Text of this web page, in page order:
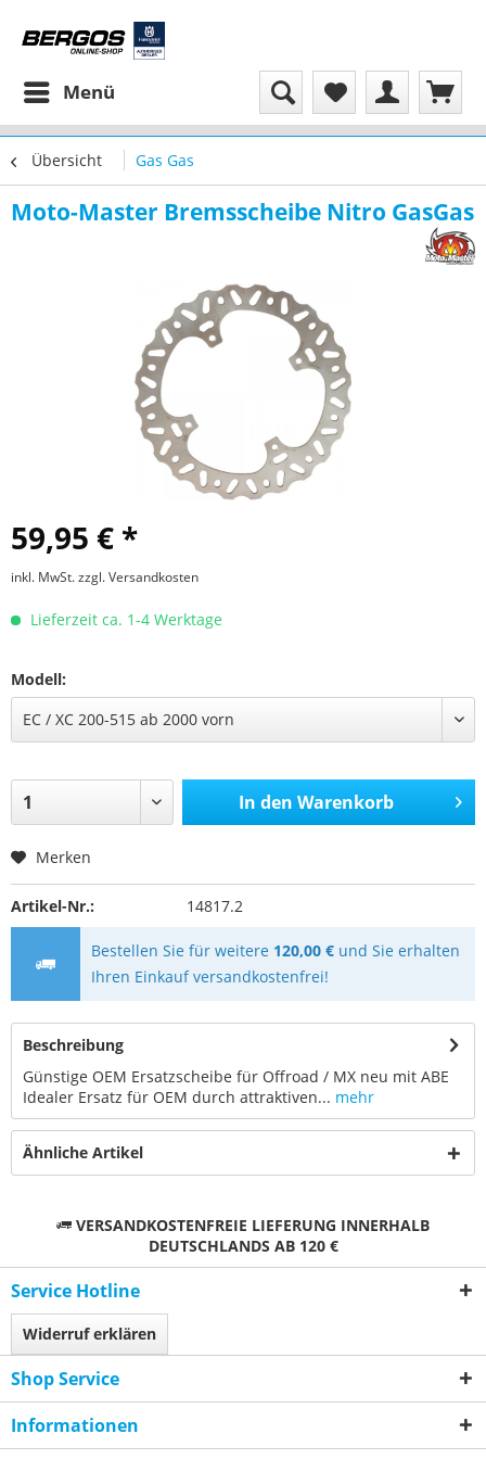
Menü
Übersicht Gas Gas
Moto-Master Bremsscheibe Nitro GasGas
59,95 € *
inkl. MwSt.zzgl. Versandkosten
Lieferzeit ca. 1-4 Werktage
Modell:
In den Warenkorb
Merken
Artikel-Nr.: 14817.2
Bestellen Sie für weitere 120,00 € und Sie erhalten
Ihren Einkauf versandkostenfrei!
Beschreibung
Günstige OEM Ersatzscheibe für Offroad / MX neu mit ABE
Idealer Ersatz für OEM durch attraktiven... mehr
Ähnliche Artikel
VERSANDKOSTENFREIE LIEFERUNG INNERHALB
DEUTSCHLANDS AB 120 €
Service Hotline
Widerruf erklären
Shop Service
Informationen